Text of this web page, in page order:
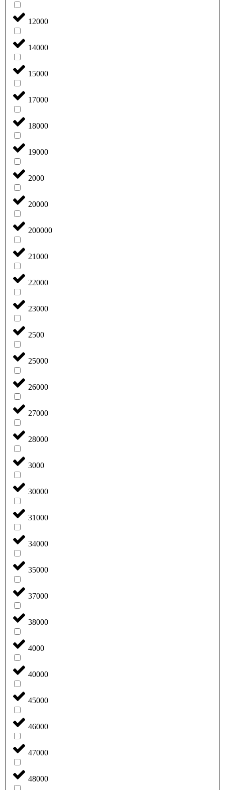
12000
14000
15000
17000
18000
19000
2000
20000
200000
21000
22000
23000
2500
25000
26000
27000
28000
3000
30000
31000
34000
35000
37000
38000
4000
40000
45000
46000
47000
48000